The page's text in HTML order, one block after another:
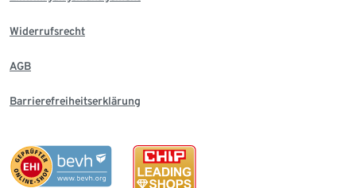
Widerrufsrecht
AGB
Barrierefreiheitserklärung